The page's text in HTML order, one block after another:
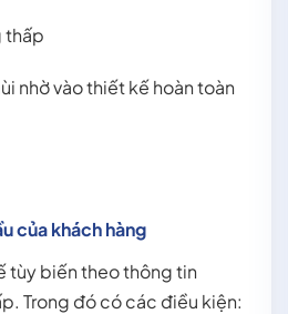
thấp
nhờ vào thiết kế hoàn toàn
của khách hàng
tùy biến theo thông tin
Trong đó có các điều kiện: